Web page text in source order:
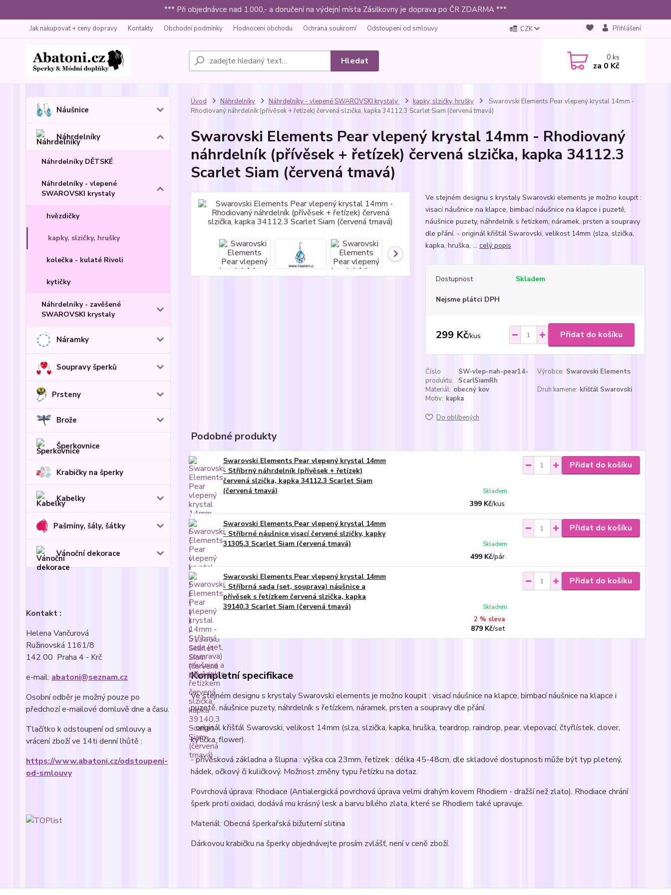
*** Při objednávce nad 1.000,- a doručení na výdejní místa Zásilkovny je doprava po ČR ZDARMA ***
Jak nakupovat + ceny dopravy Kontakty Obchodní podmínky Hodnocení obchodu Ochrana soukromí Odstoupení od smlouvy CZK Přihlášení
Hledat 0ks
za 0 Kč
Náušnice
Náhrdelníky
Náhrdelníky DĚTSKÉ
Náhrdelníky - vlepené
SWAROVSKI krystaly
hvězdičky
kapky, slzičky, hrušky
kolečka - kulaté Rivoli
kytičky
Náhrdelníky - zavěšené
SWAROVSKI krystaly
Náramky
Soupravy šperků
Prsteny
Brože
Šperkovnice
Krabičky na šperky
Kabelky
Pašmíny, šály, šátky
Vánoční dekorace
Kontakt :
Helena Vančurová
Ružinovská 1161/8
142 00 Praha 4 - Krč
e-mail: abatoni@seznam.cz
Osobní odběr je možný pouze po
předchozí e-mailové domluvě dne a času.
Tlačítko k odstoupení od smlouvy a
vrácení zboží ve 14ti denní lhůtě :
https://www.abatoni.cz/odstoupeni-
od-smlouvy
Úvod Náhrdelníky Náhrdelníky - vlepené SWAROVSKI krystaly kapky, slzičky, hrušky
Swarovski Elements Pear vlepený krystal 14mm -
Rhodiovaný náhrdelník (přívěsek + řetízek) červená slzička, kapka 34112.3 Scarlet Siam (červená tmavá)
Swarovski Elements Pear vlepený krystal 14mm - Rhodiovaný
náhrdelník (přívěsek + řetízek) červená slzička, kapka 34112.3
Scarlet Siam (červená tmavá)
Ve stejném designu s krystaly Swarovski elements je možno koupit :
visací náušnice na klapce, bimbací náušnice na klapce i puzetě,
náušnice puzety, náhrdelník s řetízkem, náramek, prsten a soupravy
dle přání. - originál křišťál Swarovski, velikost 14mm (slza, slzička,
kapka, hruška, ... celý popis
Dostupnost Skladem
Nejsme plátci DPH
299 Kč/kus Přidat do košíku
Číslo
produktu:
SW-vlep-nah-pear14-
ScarlSiamRh
Výrobce: Swarovski Elements
Materiál: obecný kov Druh kamene: křišťál Swarovski
Motiv: kapka
Do oblíbených
Podobné produkty
Swarovski Elements Pear vlepený krystal 14mm
- Stříbrný náhrdelník (přívěsek + řetízek)
červená slzička, kapka 34112.3 Scarlet Siam
(červená tmavá)
399 Kč/kus
Skladem
Přidat do košíku
Swarovski Elements Pear vlepený krystal 14mm
- Stříbrné náušnice visací červené slzičky, kapky
31305.3 Scarlet Siam (červená tmavá)
499 Kč/pár
Skladem
Přidat do košíku
Swarovski Elements Pear vlepený krystal 14mm
- Stříbrná sada (set, souprava) náušnice a
přívěsek s řetízkem červená slzička, kapka
39140.3 Scarlet Siam (červená tmavá)
2 % sleva
879 Kč/set
Skladem
Přidat do košíku
Kompletní specifikace
Ve stejném designu s krystaly Swarovski elements je možno koupit : visací náušnice na klapce, bimbací náušnice na klapce i
puzetě, náušnice puzety, náhrdelník s řetízkem, náramek, prsten a soupravy dle přání.
- originál křišťál Swarovski, velikost 14mm (slza, slzička, kapka, hruška, teardrop, raindrop, pear, vlepovací, čtyřlístek, clover,
kytička, flower).
- přívěsková základna a šlupna : výška cca 23mm, řetízek : délka 45-48cm, dle skladové dostupnosti může být typ pletený,
hádek, očkový či kuličkový. Možnost změny typu řetízku na dotaz.
Povrchová úprava: Rhodiace (Antialergická povrchová úprava velmi drahým kovem Rhodiem - dražší než zlato). Rhodiace chrání
šperk proti oxidaci, dodává mu krásný lesk a barvu bílého zlata, které se Rhodiem také upravuje.
Materiál: Obecná šperkařská bižuterní slitina
Dárkovou krabičku na šperky objednávejte prosím zvlášť, není v ceně zboží.